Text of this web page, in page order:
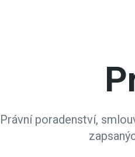
Právní poradenství,